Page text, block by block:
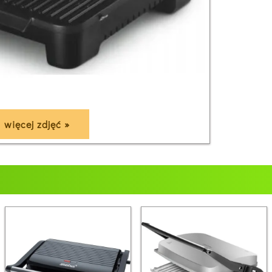
więcej zdjęć »